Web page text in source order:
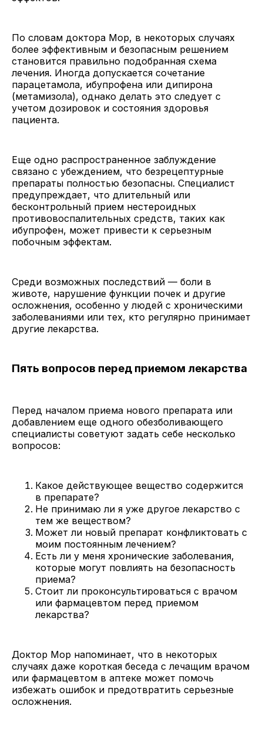
По словам доктора Мор, в некоторых случаях
более эффективным и безопасным решением
становится правильно подобранная схема
лечения. Иногда допускается сочетание
парацетамола, ибупрофена или дипирона
(метамизола), однако делать это следует с
учетом дозировок и состояния здоровья
пациента.
Еще одно распространенное заблуждение
связано с убеждением, что безрецептурные
препараты полностью безопасны. Специалист
предупреждает, что длительный или
бесконтрольный прием нестероидных
противовоспалительных средств, таких как
ибупрофен, может привести к серьезным
побочным эффектам.
Среди возможных последствий — боли в
животе, нарушение функции почек и другие
осложнения, особенно у людей с хроническими
заболеваниями или тех, кто регулярно принимает
другие лекарства.
Пять вопросов перед приемом лекарства
Перед началом приема нового препарата или
добавлением еще одного обезболивающего
специалисты советуют задать себе несколько
вопросов:
Какое действующее вещество содержится
в препарате?
Не принимаю ли я уже другое лекарство с
тем же веществом?
Может ли новый препарат конфликтовать с
моим постоянным лечением?
Есть ли у меня хронические заболевания,
которые могут повлиять на безопасность
приема?
Стоит ли проконсультироваться с врачом
или фармацевтом перед приемом
лекарства?
Доктор Мор напоминает, что в некоторых
случаях даже короткая беседа с лечащим врачом
или фармацевтом в аптеке может помочь
избежать ошибок и предотвратить серьезные
осложнения.